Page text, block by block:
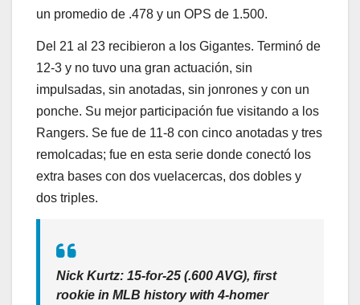
un promedio de .478 y un OPS de 1.500.
Del 21 al 23 recibieron a los Gigantes. Terminó de
12-3 y no tuvo una gran actuación, sin
impulsadas, sin anotadas, sin jonrones y con un
ponche. Su mejor participación fue visitando a los
Rangers. Se fue de 11-8 con cinco anotadas y tres
remolcadas; fue en esta serie donde conectó los
extra bases con dos vuelacercas, dos dobles y
dos triples.
Nick Kurtz: 15-for-25 (.600 AVG), first
rookie in MLB history with 4-homer